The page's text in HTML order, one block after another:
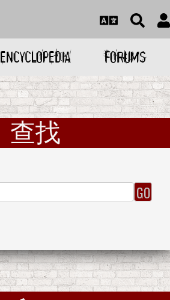
ENCYCLOPEDIA FORUMS
查找